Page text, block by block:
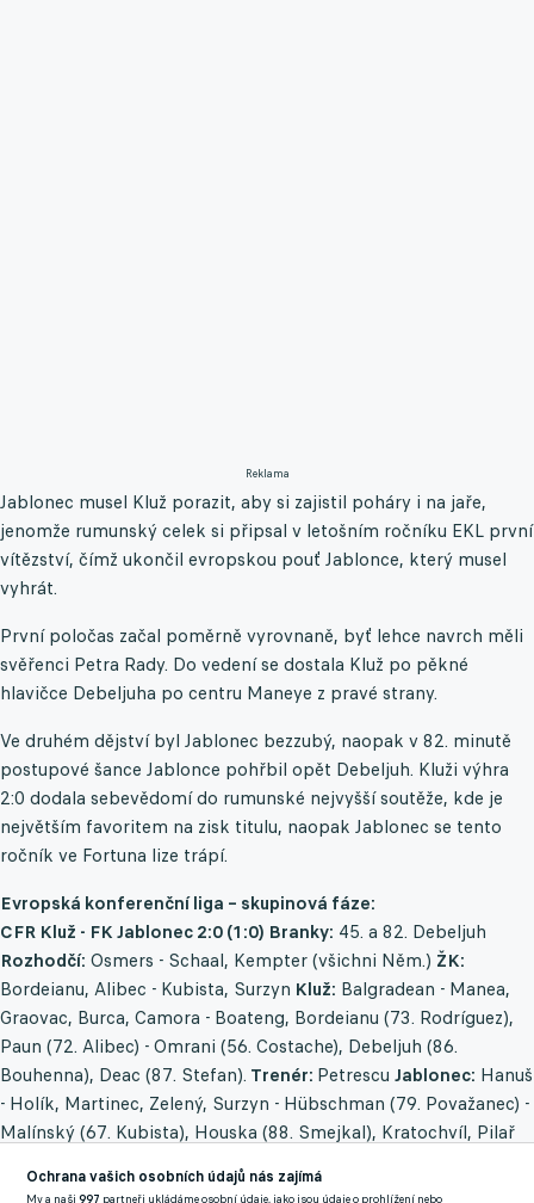
Reklama
Jablonec musel Kluž porazit, aby si zajistil poháry i na jaře,
jenomže rumunský celek si připsal v letošním ročníku EKL první
vítězství, čímž ukončil evropskou pouť Jablonce, který musel
vyhrát.
První poločas začal poměrně vyrovnaně, byť lehce navrch měli
svěřenci Petra Rady. Do vedení se dostala Kluž po pěkné
hlavičce Debeljuha po centru Maneye z pravé strany.
Ve druhém dějství byl Jablonec bezzubý, naopak v 82. minutě
postupové šance Jablonce pohřbil opět Debeljuh. Kluži výhra
2:0 dodala sebevědomí do rumunské nejvyšší soutěže, kde je
největším favoritem na zisk titulu, naopak Jablonec se tento
ročník ve Fortuna lize trápí.
Evropská konferenční liga – skupinová fáze:
CFR Kluž - FK Jablonec 2:0 (1:0) Branky: 45. a 82. Debeljuh
Rozhodčí: Osmers - Schaal, Kempter (všichni Něm.) ŽK:
Bordeianu, Alibec - Kubista, Surzyn Kluž: Balgradean - Manea,
Graovac, Burca, Camora - Boateng, Bordeianu (73. Rodríguez),
Paun (72. Alibec) - Omrani (56. Costache), Debeljuh (86.
Bouhenna), Deac (87. Stefan). Trenér: Petrescu Jablonec: Hanuš
- Holík, Martinec, Zelený, Surzyn - Hübschman (79. Považanec) -
Malínský (67. Kubista), Houska (88. Smejkal), Kratochvíl, Pilař
Ochrana vašich osobních údajů nás zajímá
My a naši997 partneři ukládáme osobní údaje, jako jsou údaje o prohlížení nebo